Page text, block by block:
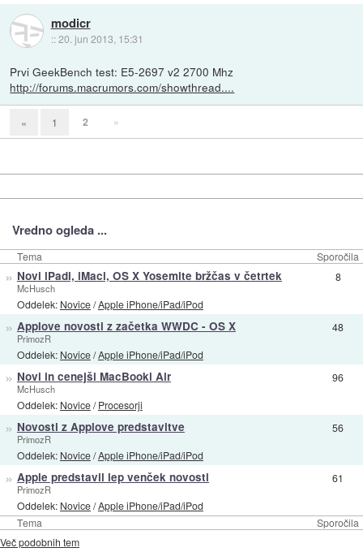
modicr
::20. jun 2013, 15:31
Prvi GeekBench test: E5-2697 v2 2700 Mhz
http://forums.macrumors.com/showthread....
« 1 2 »
Vredno ogleda ...
Tema Sporočila
Tema Sporočila
» Novi iPadi, iMaci, OS X Yosemite bržčas v četrtek
McHusch
Oddelek: Novice/Apple iPhone/iPad/iPod
8
» Applove novosti z začetka WWDC - OS X
PrimozR
Oddelek: Novice/Apple iPhone/iPad/iPod
48
» Novi in cenejši MacBooki Air
McHusch
Oddelek: Novice/Procesorji
96
» Novosti z Applove predstavitve
PrimozR
Oddelek: Novice/Apple iPhone/iPad/iPod
56
» Apple predstavil lep venček novosti
PrimozR
Oddelek: Novice/Apple iPhone/iPad/iPod
61
Več podobnih tem